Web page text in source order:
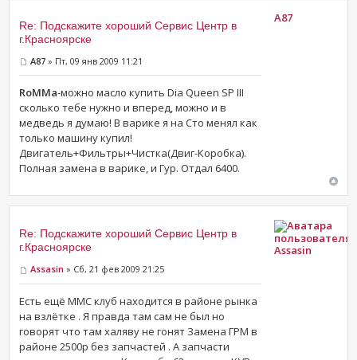
Re: Подскажите хороший Сервис Центр в
г.Красноярске
A87 » Пт, 09 янв 2009 11:21
RoMMa-можно масло купить Dia Queen SP III
сколько тебе нужно и вперед, можно и в
медведь я думаю! В варике я на Сто менял как
только машину купил!
Двигатель+Фильтры+Чистка(Двиг-Коробка).
Полная замена в варике, и Гур. Отдал 6400.
A87
Re: Подскажите хороший Сервис Центр в
г.Красноярске
Assasin » Сб, 21 фев 2009 21:25
Есть ещё ММС клуб находится в районе рынка
на взлётке . Я правда там сам не был но
говорят что там халяву не гонят Замена ГРМ в
районе 2500р без запчастей . А запчасти
Assasin